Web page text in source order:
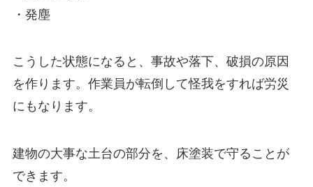
・発塵
こうした状態になると、事故や落下、破損の原因
を作ります。作業員が転倒して怪我をすれば労災
にもなります。
建物の大事な土台の部分を、床塗装で守ることが
できます。